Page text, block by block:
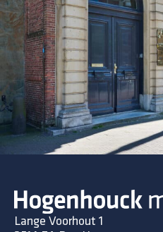
Lange Voorhout 1